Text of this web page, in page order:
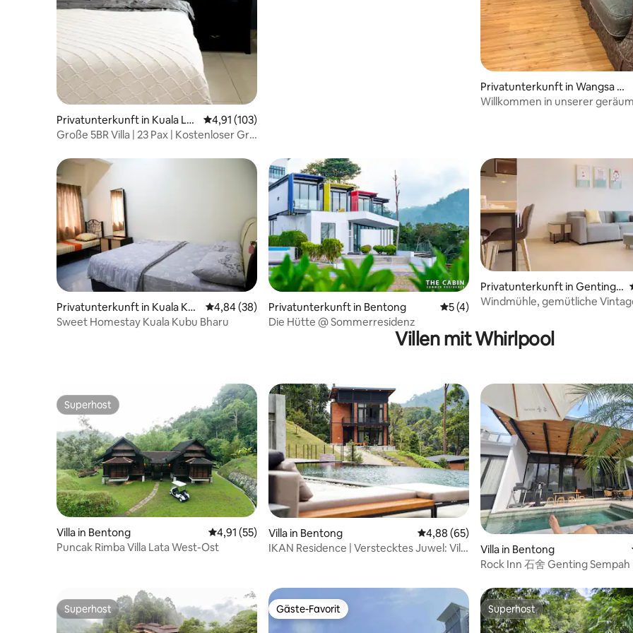
Privatunterkunft in Kuala Lu
mpur
Durchschnittliche Bewertung: 4,91 von 5, 103 Bewertungen
4,91 (103)
Große 5BR Villa | 23 Pax | Kostenloser Grill
Privatunterkunft in Wangsa Ma
ju
Willkommen in unserer
Privatunterkunft in Kuala Ku
bu Bharu
Durchschnittliche Bewertung: 4,84 von 5, 38 Bewertungen
4,84 (38)
Sweet Homestay Kuala Kubu Bharu
Privatunterkunft in Bentong Durchschnittliche Bewertung: 5 von 5,
5 (4)
Die Hütte @ Sommerresidenz
Privatunterkunft in Genting
Highlands
Windmühle, gemütliche
Villen mit Whirlpool
Superhost
Superhost
Villa in Bentong Durchschnittliche Bewertung: 4,91 von 5, 55 Bewertungen
4,91 (55)
Puncak Rimba Villa Lata West-Ost
Villa in Bentong Durchschnittliche Bewertung: 4,88 von 5,
4,88 (65)
IKAN Residence | Verstecktes Juwel: Villa
Villa in Bentong
Rock Inn 石舍 Genting Sempah
Superhost
Superhost Gäste-Favorit
Gäste-Favorit Superhost
Superhost